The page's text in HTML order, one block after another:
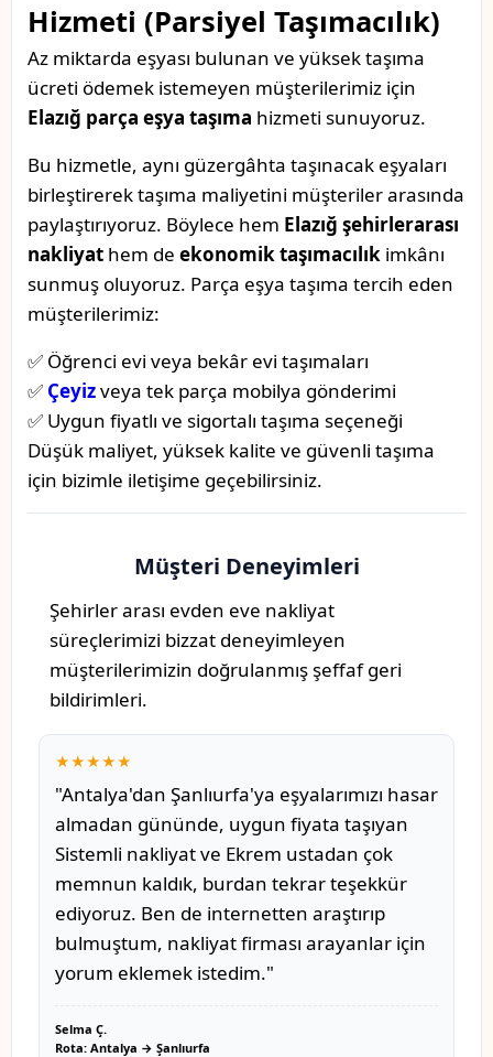
Hizmeti (Parsiyel Taşımacılık)
Az miktarda eşyası bulunan ve yüksek taşıma
ücreti ödemek istemeyen müşterilerimiz için
Elazığ parça eşya taşıma hizmeti sunuyoruz.
Bu hizmetle, aynı güzergâhta taşınacak eşyaları
birleştirerek taşıma maliyetini müşteriler arasında
paylaştırıyoruz. Böylece hem Elazığ şehirlerarası
nakliyat hem de ekonomik taşımacılık imkânı
sunmuş oluyoruz. Parça eşya taşıma tercih eden
müşterilerimiz:
✅ Öğrenci evi veya bekâr evi taşımaları
✅ Çeyizveya tek parça mobilya gönderimi
✅ Uygun fiyatlı ve sigortalı taşıma seçeneği
Düşük maliyet, yüksek kalite ve güvenli taşıma
için bizimle iletişime geçebilirsiniz.
Müşteri Deneyimleri
Şehirler arası evden eve nakliyat
süreçlerimizi bizzat deneyimleyen
müşterilerimizin doğrulanmış şeffaf geri
bildirimleri.
★★★★★
"Antalya'dan Şanlıurfa'ya eşyalarımızı hasar
almadan gününde, uygun fiyata taşıyan
Sistemli nakliyat ve Ekrem ustadan çok
memnun kaldık, burdan tekrar teşekkür
ediyoruz. Ben de internetten araştırıp
bulmuştum, nakliyat firması arayanlar için
yorum eklemek istedim."
Selma Ç.
Rota: Antalya → Şanlıurfa